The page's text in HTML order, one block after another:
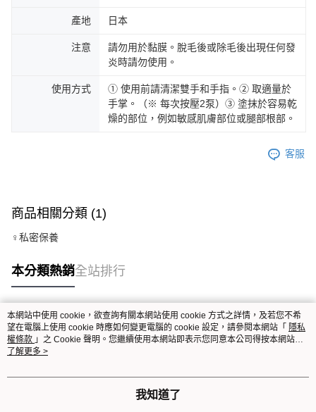
產地 日本
注意
請勿用於黏膜。脫毛後或除毛後出現任何發
炎時請勿使用。
使用方式
① 使用前請清潔雙手和手指。② 取適量於
手掌。（※ 每次按壓2泵）③ 塗抹於容易乾
燥的部位，例如敏感肌膚部位或腿部根部。
客服
商品相關分類 (1)
♀私密保養
本分類熱銷全站排行
熱門標籤
本網站中使用 cookie，欲查詢有關本網站使用 cookie 方式之詳情，及若您不希
望在電腦上使用 cookie 時應如何變更電腦的 cookie 設定，請參閱本網站「 隱私
權條款 」之 Cookie 聲明。您繼續使用本網站即表示您同意本公司得按本網站使
用條款之 Cookie 聲明使用 cookie。
了解更多 >
我知道了